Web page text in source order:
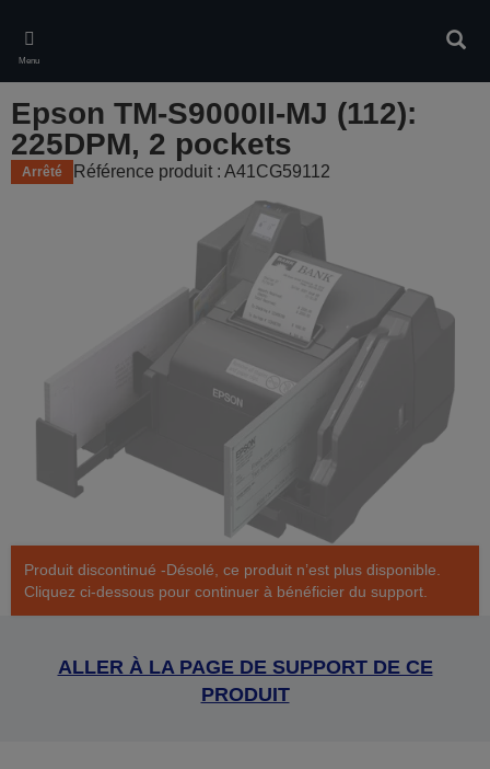
main
content
Menu
Epson TM-S9000II-MJ (112):
225DPM, 2 pockets
Arrêté Référence produit : A41CG59112
Produit discontinué -Désolé, ce produit n’est plus disponible.
Cliquez ci-dessous pour continuer à bénéficier du support.
ALLER À LA PAGE DE SUPPORT DE CE
PRODUIT